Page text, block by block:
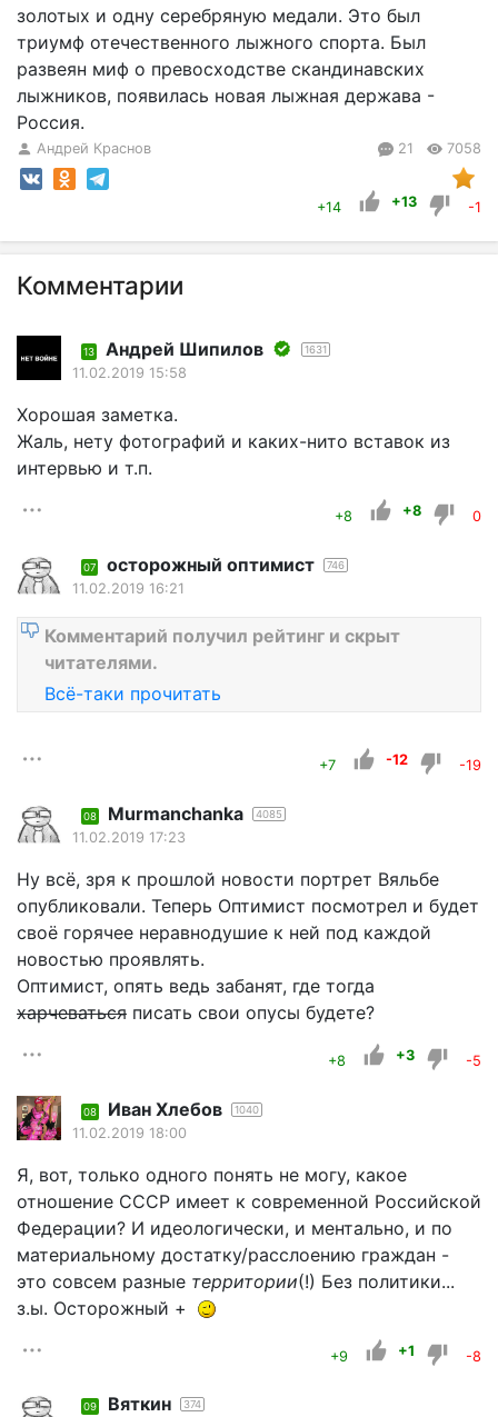
золотых и одну серебряную медали. Это был
триумф отечественного лыжного спорта. Был
развеян миф о превосходстве скандинавских
лыжников, появилась новая лыжная держава -
Россия.
Андрей Краснов 21 7058
+14 +13 -1
Комментарии
13 Андрей Шипилов 1631
11.02.2019 15:58
Хорошая заметка.
Жаль, нету фотографий и каких-нито вставок из
интервью и т.п.
+8 +8 0
07 осторожный оптимист 746
11.02.2019 16:21
Комментарий получил рейтинг и скрыт
читателями.
Всё-таки прочитать
+7 -12 -19
08 Murmanchanka 4085
11.02.2019 17:23
Ну всё, зря к прошлой новости портрет Вяльбе
опубликовали. Теперь Оптимист посмотрел и будет
своё горячее неравнодушие к ней под каждой
новостью проявлять.
Оптимист, опять ведь забанят, где тогда
харчеваться писать свои опусы будете?
+8 +3 -5
08 Иван Хлебов 1040
11.02.2019 18:00
Я, вот, только одного понять не могу, какое
отношение СССР имеет к современной Российской
Федерации? И идеологически, и ментально, и по
материальному достатку/расслоению граждан -
это совсем разные территории(!) Без политики...
з.ы. Осторожный +
+9 +1 -8
09 Вяткин 374